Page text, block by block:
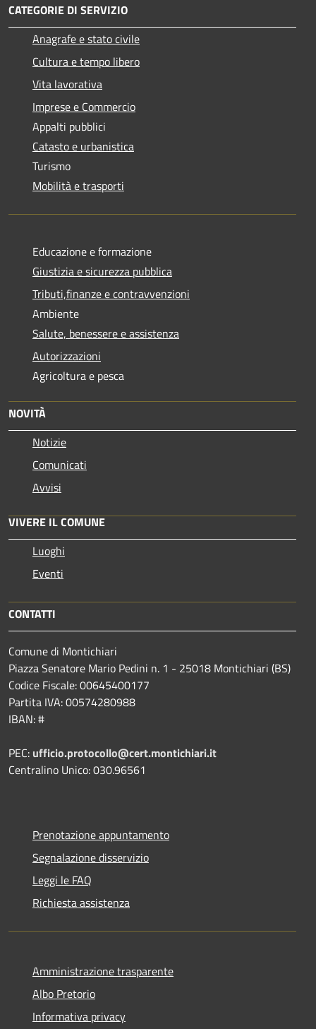
CATEGORIE DI SERVIZIO
Anagrafe e stato civile
Cultura e tempo libero
Vita lavorativa
Imprese e Commercio
Appalti pubblici
Catasto e urbanistica
Turismo
Mobilità e trasporti
Educazione e formazione
Giustizia e sicurezza pubblica
Tributi,finanze e contravvenzioni
Ambiente
Salute, benessere e assistenza
Autorizzazioni
Agricoltura e pesca
NOVITÀ
Notizie
Comunicati
Avvisi
VIVERE IL COMUNE
Luoghi
Eventi
CONTATTI
Comune di Montichiari
Piazza Senatore Mario Pedini n. 1 - 25018 Montichiari (BS)
Codice Fiscale: 00645400177
Partita IVA: 00574280988
IBAN: #
PEC: ufficio.protocollo@cert.montichiari.it
Centralino Unico: 030.96561
Prenotazione appuntamento
Segnalazione disservizio
Leggi le FAQ
Richiesta assistenza
Amministrazione trasparente
Albo Pretorio
Informativa privacy